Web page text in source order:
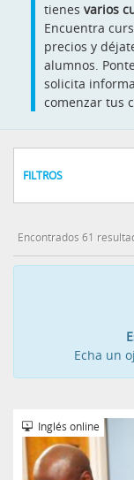
tienes varios
Encuentra
precios y
alumnos.
solicita
comenzar tus
FILTROS
Encontrados 61
Echa un
Inglés online